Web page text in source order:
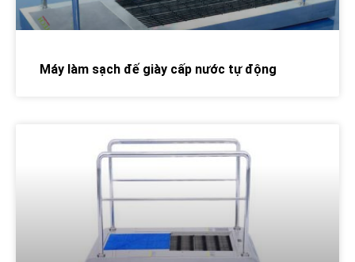
Máy làm sạch đế giày cấp nước tự động